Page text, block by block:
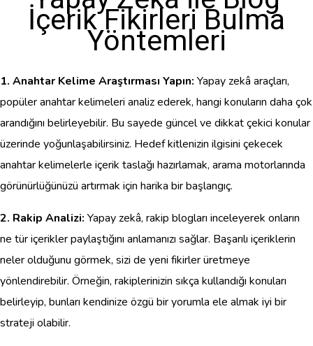
İçerik Fikirleri Bulma
Yöntemleri
1. Anahtar Kelime Araştırması Yapın: Yapay zekâ araçları,
popüler anahtar kelimeleri analiz ederek, hangi konuların daha çok
arandığını belirleyebilir. Bu sayede güncel ve dikkat çekici konular
üzerinde yoğunlaşabilirsiniz. Hedef kitlenizin ilgisini çekecek
anahtar kelimelerle içerik taslağı hazırlamak, arama motorlarında
görünürlüğünüzü artırmak için harika bir başlangıç.
2. Rakip Analizi: Yapay zekâ, rakip blogları inceleyerek onların
ne tür içerikler paylaştığını anlamanızı sağlar. Başarılı içeriklerin
neler olduğunu görmek, sizi de yeni fikirler üretmeye
yönlendirebilir. Örneğin, rakiplerinizin sıkça kullandığı konuları
belirleyip, bunları kendinize özgü bir yorumla ele almak iyi bir
strateji olabilir.